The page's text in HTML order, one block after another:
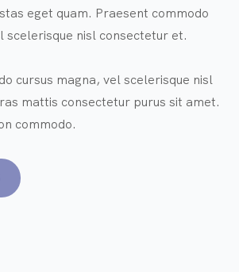
eget quam. Praesent commodo
scelerisque nisl consectetur et.
cursus magna, vel scelerisque nisl
mattis consectetur purus sit amet.
commodo.